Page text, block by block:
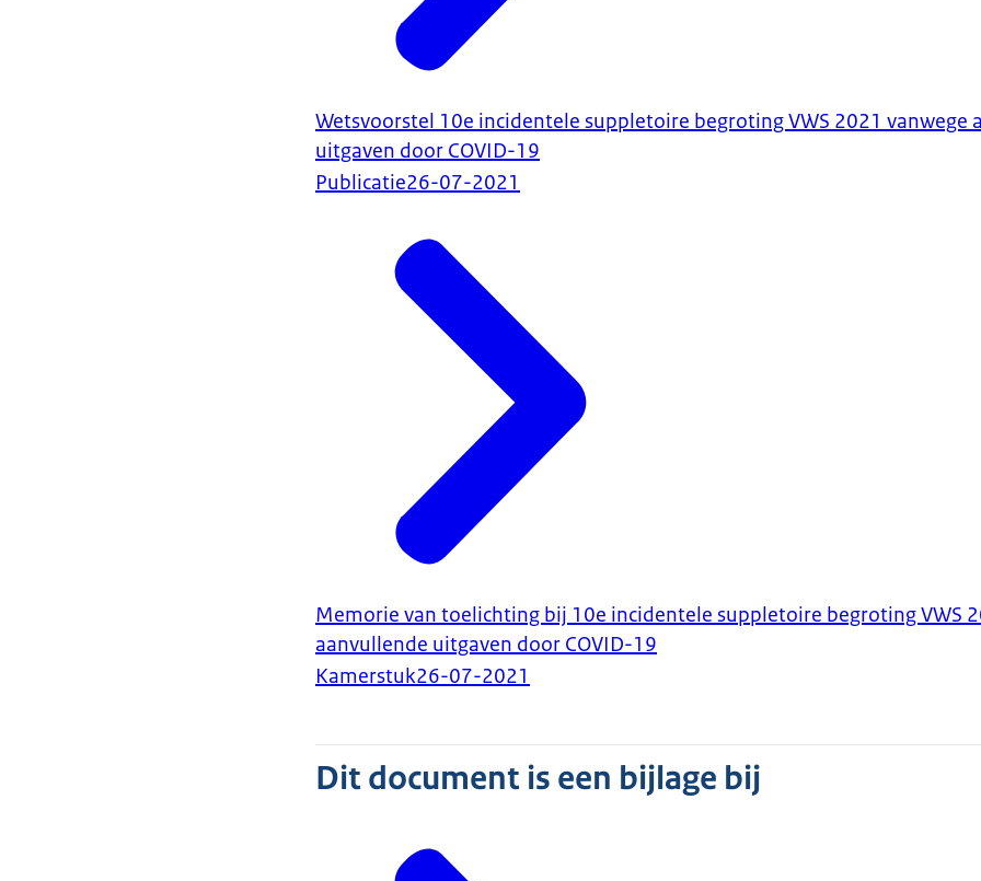
Wetsvoorstel 10e incidentele suppletoire begroting VWS 2021 vanwege
uitgaven door COVID-19
Publicatie26-07-2021
Memorie van toelichting bij 10e incidentele suppletoire begroting VWS
aanvullende uitgaven door COVID-19
Kamerstuk26-07-2021
Dit document is een bijlage bij